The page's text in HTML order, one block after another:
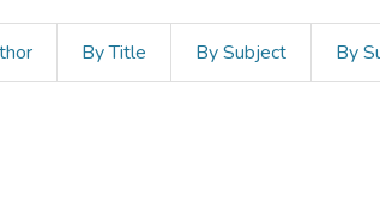
By Title By Subject By